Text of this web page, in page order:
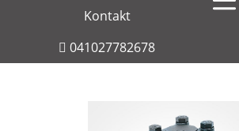
Kontakt
041027782678